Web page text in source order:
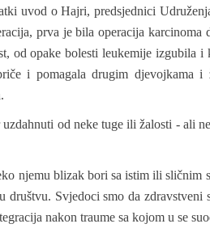
uvod o Hajri, predsjednici
prva je bila operacija
od opake bolesti leukemije izgubila
i pomagala drugim djevojkama i
od neke tuge ili žalosti - ali
njemu blizak bori sa istim ili sličnim
Svjedoci smo da
nakon traume sa kojom u se